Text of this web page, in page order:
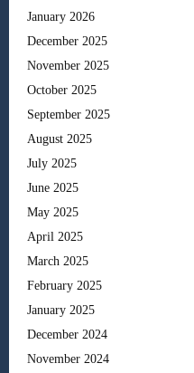
January 2026
December 2025
November 2025
October 2025
September 2025
August 2025
July 2025
June 2025
May 2025
April 2025
March 2025
February 2025
January 2025
December 2024
November 2024